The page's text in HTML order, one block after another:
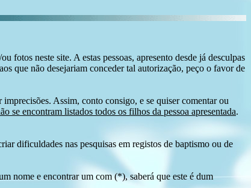
fotos neste site. A estas pessoas, apresento desde já desculpas
que não desejariam conceder tal autorização, peço o favor de
Assim, conto consigo, e se quiser comentar ou
se encontram listados todos os filhos da pessoa apresentada.
dificuldades nas pesquisas em registos de baptismo ou de
nome e encontrar um com (*), saberá que este é dum